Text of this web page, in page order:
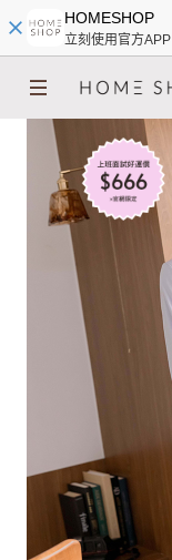
HOMESHOP
立刻使用官方APP